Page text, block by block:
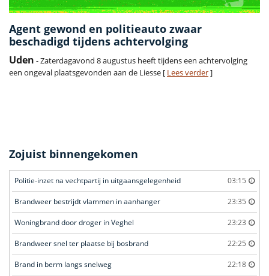
Agent gewond en politieauto zwaar
beschadigd tijdens achtervolging
Uden - Zaterdagavond 8 augustus heeft tijdens een achtervolging
een ongeval plaatsgevonden aan de Liesse [ Lees verder]
Zojuist binnengekomen
Politie-inzet na vechtpartij in uitgaansgelegenheid 03:15
Brandweer bestrijdt vlammen in aanhanger 23:35
Woningbrand door droger in Veghel 23:23
Brandweer snel ter plaatse bij bosbrand 22:25
Brand in berm langs snelweg 22:18